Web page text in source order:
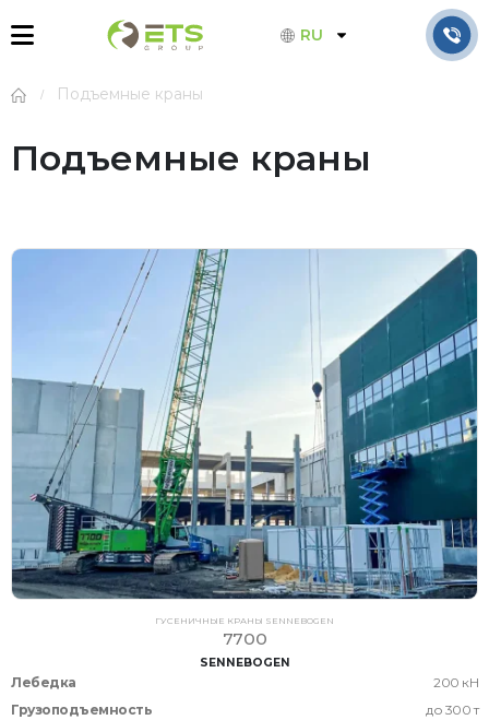
RU
Подъемные краны
Подъемные краны
ГУСЕНИЧНЫЕ КРАНЫ SENNEBOGEN
7700
SENNEBOGEN
Лебедка
200 кН
Грузоподъемность
до 300 т